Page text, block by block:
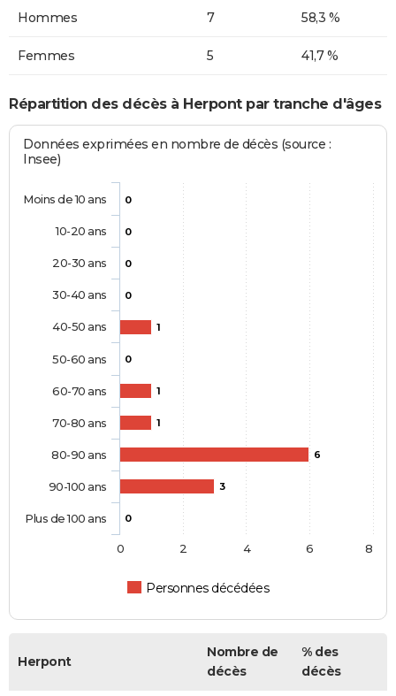
Hommes 7 58,3 %
Femmes 5 41,7 %
Répartition des décès à Herpont par tranche d'âges
Données exprimées en nombre de décès (source :
Insee)
0
0
0
0
1
0
1
1
6
3
0
Personnes décédées
Moins de 10 ans
10-20 ans
20-30 ans
30-40 ans
40-50 ans
50-60 ans
60-70 ans
70-80 ans
80-90 ans
90-100 ans
Plus de 100 ans
0 2 4 6 8
Herpont
Nombre de
décès
% des
décès